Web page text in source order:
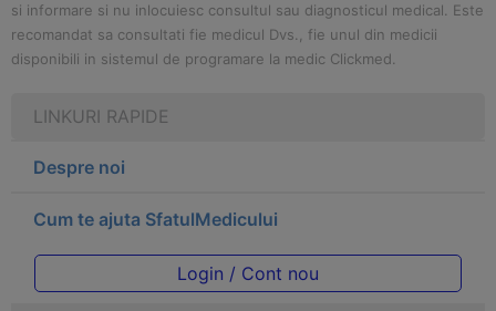
si informare si nu inlocuiesc consultul sau diagnosticul medical. Este
recomandat sa consultati fie medicul Dvs., fie unul din medicii
disponibili in sistemul de programare la medic Clickmed.
LINKURI RAPIDE
Despre noi
Cum te ajuta SfatulMedicului
Login / Cont nou